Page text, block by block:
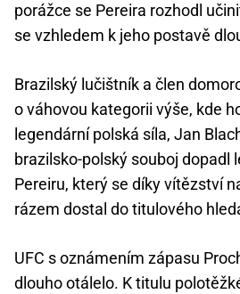
porážce se Pereira rozhodl
se vzhledem k jeho postavě
Brazilský lučištník a člen
o váhovou kategorii výše, kde
legendární polská síla, Jan
brazilsko-polský souboj dopadl
Pereiru, který se díky vítězství
rázem dostal do titulového
UFC s oznámením zápasu
dlouho otálelo. K titulu